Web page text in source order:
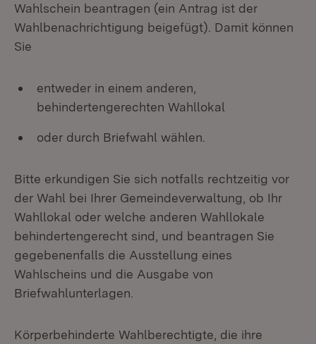
Wahlschein beantragen (ein Antrag ist der
Wahlbenachrichtigung beigefügt). Damit können
Sie
entweder in einem anderen,
behindertengerechten Wahllokal
oder durch Briefwahl wählen.
Bitte erkundigen Sie sich notfalls rechtzeitig vor
der Wahl bei Ihrer Gemeindeverwaltung, ob Ihr
Wahllokal oder welche anderen Wahllokale
behindertengerecht sind, und beantragen Sie
gegebenenfalls die Ausstellung eines
Wahlscheins und die Ausgabe von
Briefwahlunterlagen.
Körperbehinderte Wahlberechtigte, die ihre